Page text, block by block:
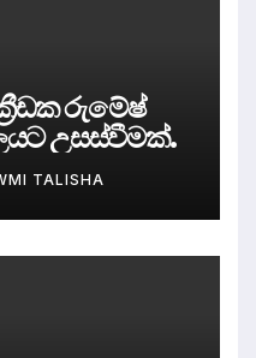
රුමේෂ්
උසස්වීමක්.
TALISHA